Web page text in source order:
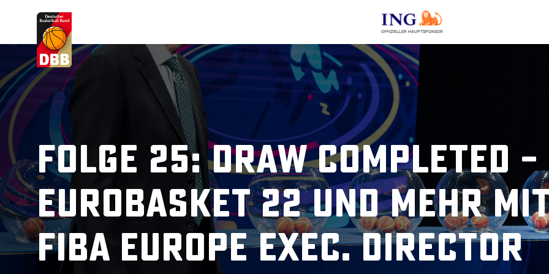
OFFIZIELLER HAUPTSPONSOR
Suchvorschläge
Lorem Ipsum
Dolor Sit
Amet Valputo
Folge 25: Draw Completed –
EuroBasket 22 und mehr
FIBA Europe Exec. Director